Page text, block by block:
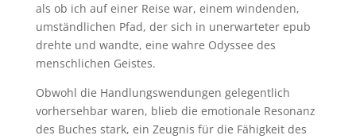
als ob ich auf einer Reise war, einem windenden,
umständlichen Pfad, der sich in unerwarteter epub
drehte und wandte, eine wahre Odyssee des
menschlichen Geistes.
Obwohl die Handlungswendungen gelegentlich
vorhersehbar waren, blieb die emotionale Resonanz
des Buches stark, ein Zeugnis für die Fähigkeit des